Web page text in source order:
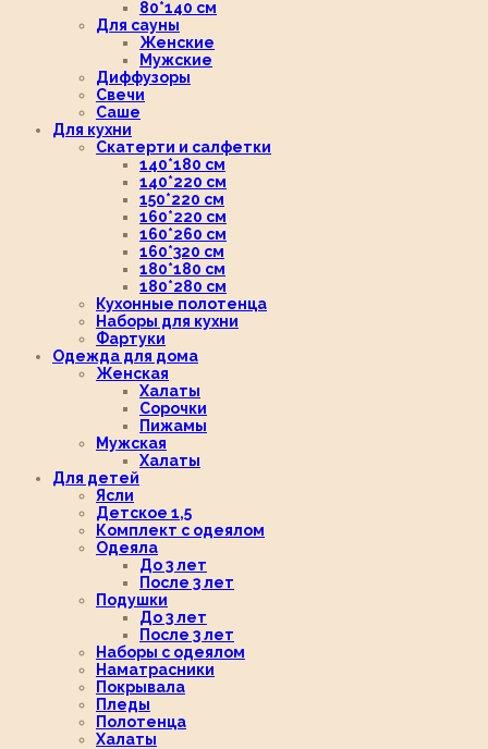
80*140 см
Для сауны
Женские
Мужские
Диффузоры
Свечи
Саше
Для кухни
Скатерти и салфетки
140*180 см
140*220 см
150*220 см
160*220 см
160*260 см
160*320 см
180*180 см
180*280 см
Кухонные полотенца
Наборы для кухни
Фартуки
Одежда для дома
Женская
Халаты
Сорочки
Пижамы
Мужская
Халаты
Для детей
Ясли
Детское 1,5
Комплект с одеялом
Одеяла
До 3 лет
После 3 лет
Подушки
До 3 лет
После 3 лет
Наборы с одеялом
Наматрасники
Покрывала
Пледы
Полотенца
Халаты